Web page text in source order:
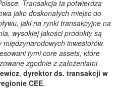
Transakcja ta potwierdza
jako doskonałych miejsc do
jaki na rynki transakcyjne na
wysokiej jakości produkty są
inwestorów.
tymi core assets, które
zgodnie z założeniami
, dyrektor ds. transakcji w
CEE.